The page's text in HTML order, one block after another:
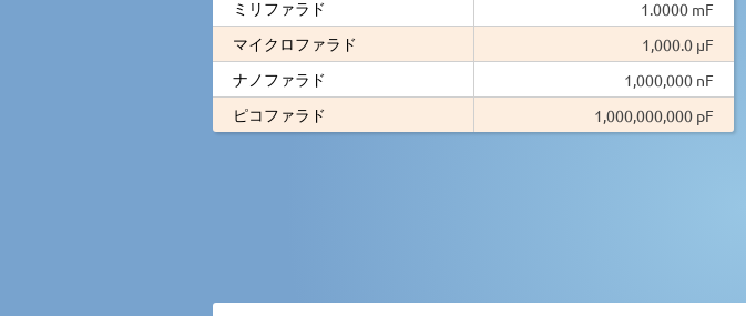
ミリファラド
1.0000 mF
マイクロファラド
1,000.0 µF
ナノファラド
1,000,000 nF
ピコファラド
1,000,000,000 pF